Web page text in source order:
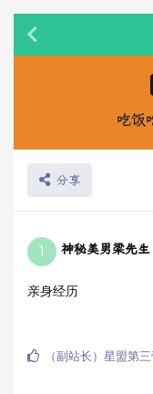
吃饭
分享
1 神秘美男梁先生
亲身经历
（副站长）星盟第